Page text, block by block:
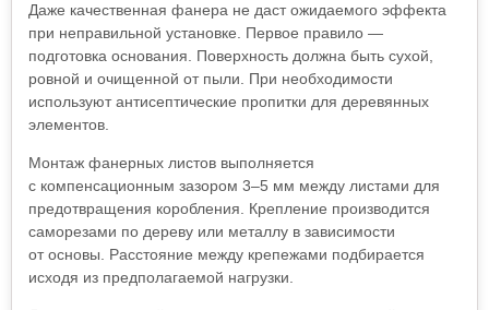
Даже качественная фанера не даст ожидаемого эффекта
при неправильной установке. Первое правило —
подготовка основания. Поверхность должна быть сухой,
ровной и очищенной от пыли. При необходимости
используют антисептические пропитки для деревянных
элементов.
Монтаж фанерных листов выполняется
с компенсационным зазором 3–5 мм между листами для
предотвращения коробления. Крепление производится
саморезами по дереву или металлу в зависимости
от основы. Расстояние между крепежами подбирается
исходя из предполагаемой нагрузки.